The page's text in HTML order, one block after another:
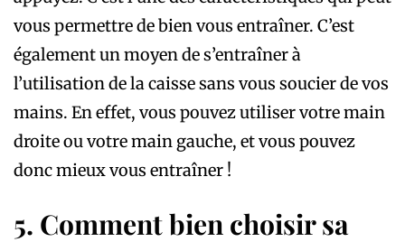
vous permettre de bien vous entraîner. C’est
également un moyen de s’entraîner à
l’utilisation de la caisse sans vous soucier de vos
mains. En effet, vous pouvez utiliser votre main
droite ou votre main gauche, et vous pouvez
donc mieux vous entraîner !
5. Comment bien choisir sa